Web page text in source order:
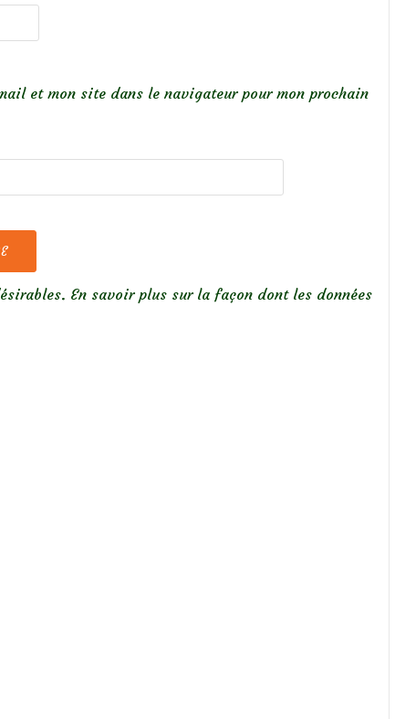
et mon site dans le navigateur pour mon prochain
En savoir plus sur la façon dont les données